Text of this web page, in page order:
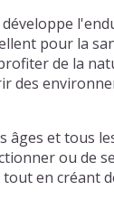
pour la
de la
et tous
ou de
en créant